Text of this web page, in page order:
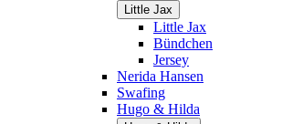
Little Jax
Little Jax
Bündchen
Jersey
Nerida Hansen
Swafing
Hugo & Hilda